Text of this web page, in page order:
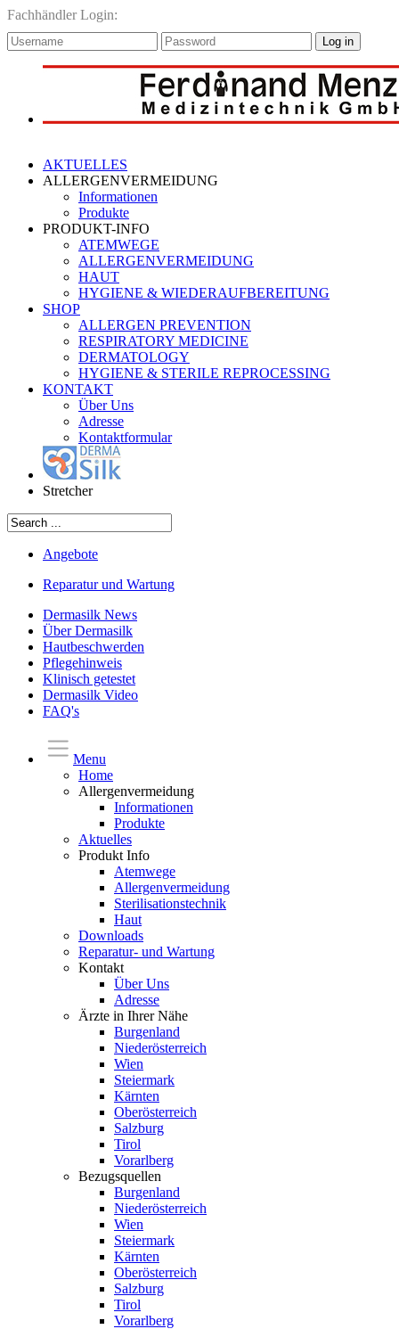
Fachhändler Login:
Log in
AKTUELLES
ALLERGENVERMEIDUNG
Informationen
Produkte
PRODUKT-INFO
ATEMWEGE
ALLERGENVERMEIDUNG
HAUT
HYGIENE & WIEDERAUFBEREITUNG
SHOP
ALLERGEN PREVENTION
RESPIRATORY MEDICINE
DERMATOLOGY
HYGIENE & STERILE REPROCESSING
KONTAKT
Über Uns
Adresse
Kontaktformular
Stretcher
Angebote
Reparatur und Wartung
Dermasilk News
Über Dermasilk
Hautbeschwerden
Pflegehinweis
Klinisch getestet
Dermasilk Video
FAQ's
Menu
Home
Allergenvermeidung
Informationen
Produkte
Aktuelles
Produkt Info
Atemwege
Allergenvermeidung
Sterilisationstechnik
Haut
Downloads
Reparatur- und Wartung
Kontakt
Über Uns
Adresse
Ärzte in Ihrer Nähe
Burgenland
Niederösterreich
Wien
Steiermark
Kärnten
Oberösterreich
Salzburg
Tirol
Vorarlberg
Bezugsquellen
Burgenland
Niederösterreich
Wien
Steiermark
Kärnten
Oberösterreich
Salzburg
Tirol
Vorarlberg